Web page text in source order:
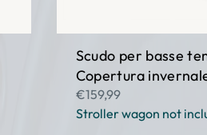
Scudo per basse
Copertura
€159,99
Stroller wagon not